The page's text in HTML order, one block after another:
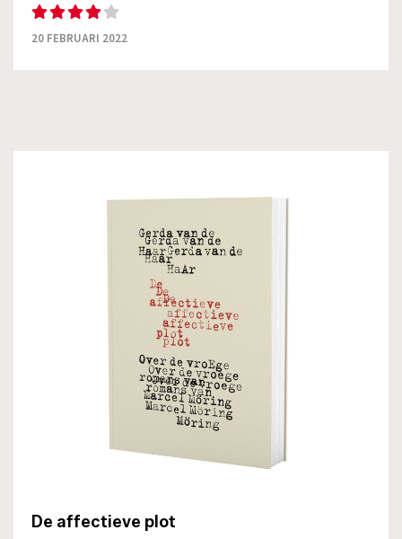
20 FEBRUARI 2022
De affectieve plot